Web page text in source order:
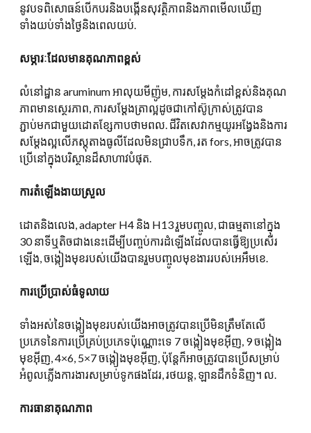
នូវបទពិសោធន៍បើកបរនិងបង្កើនសុវត្ថិភាពនិងភាពមើលឃើញ
ទាំងយប់ទាំងថ្ងៃនិងពេលយប់.
សម្ភារៈដែលមានគុណភាពខ្ពស់
លំនៅដ្ឋាន aruminum អាលុយមីញ៉ូម, ការសម្តែងកំដៅខ្ពស់និងគុណ
ភាពមានស្ថេរភាព, ការសម្តែងត្រាល្អដូចជាកៅស៊ូក្រាស់ត្រូវបាន
ភ្ជាប់មកជាមួយដោតខ្សែកាបថាមពល. ជីវិតសេវាកម្មយូរអង្វែងនិងការ
សម្តែងល្អលើភស្តុតាងធូលីដែលមិនជ្រាបទឹក, រត fors, អាចត្រូវបាន
ប្រើនៅក្នុងបរិស្ថានដ៏សាហាវបំផុត.
ការតំឡើងងាយស្រួល
ដោតនិងលេង, adapter H4 និង H13 រួមបញ្ចូល, ជាធម្មតានៅក្នុង
30 នាទីឬតិចជាងនេះដើម្បីបញ្ចប់ការដំឡើងដែលបានធ្វើឱ្យប្រសើរ
ឡើង, ចង្កៀងមុខរបស់យើងបានរួមបញ្ចូលមុខងាររបស់អេអឹមខេ.
ការប្រើប្រាស់ធំទូលាយ
ទាំងអស់នៃចង្កៀងមុខរបស់យើងអាចត្រូវបានប្រើមិនត្រឹមតែលើ
ប្រភេទនៃការប្រើគ្រប់ប្រភេទប៉ុណ្ណោះទេ 7 ចង្កៀងមុខអ៊ីញ, 9 ចង្កៀង
មុខអ៊ីញ, 4×6, 5×7 ចង្កៀងមុខអ៊ីញ, ប៉ុន្តែក៏អាចត្រូវបានប្រើសម្រាប់
អំពូលភ្លើងការងារសម្រាប់ទូកផងដែរ, រថយន្ដ, ឡានដឹកទំនិញ។ ល.
ការធានាគុណភាព